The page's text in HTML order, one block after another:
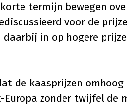
termijn bewegen
voor de
in op hogere
de kaasprijzen omhoog
zonder twijfel de